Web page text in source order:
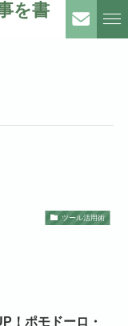
を書
ツール活用術
！ポモドーロ・